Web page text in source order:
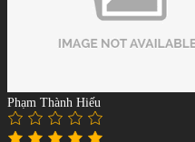
Phạm Thành Hiếu